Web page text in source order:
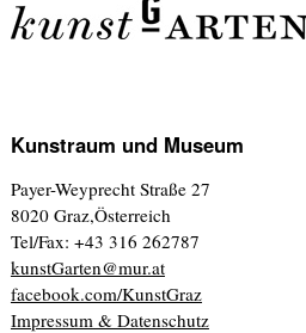
Kunstraum und Museum
Payer-Weyprecht Straße 27
8020 Graz,Österreich
Tel/Fax: +43 316 262787
kunstGarten@mur.at
facebook.com/KunstGraz
Impressum & Datenschutz